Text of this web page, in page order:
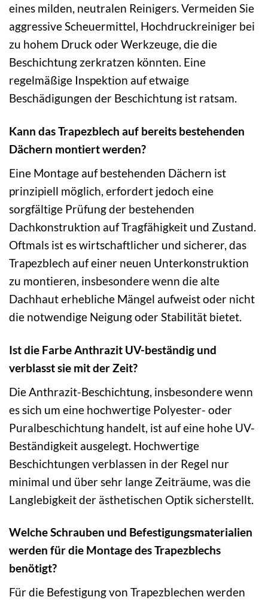
eines milden, neutralen Reinigers. Vermeiden Sie
aggressive Scheuermittel, Hochdruckreiniger bei
zu hohem Druck oder Werkzeuge, die die
Beschichtung zerkratzen könnten. Eine
regelmäßige Inspektion auf etwaige
Beschädigungen der Beschichtung ist ratsam.
Kann das Trapezblech auf bereits bestehenden
Dächern montiert werden?
Eine Montage auf bestehenden Dächern ist
prinzipiell möglich, erfordert jedoch eine
sorgfältige Prüfung der bestehenden
Dachkonstruktion auf Tragfähigkeit und Zustand.
Oftmals ist es wirtschaftlicher und sicherer, das
Trapezblech auf einer neuen Unterkonstruktion
zu montieren, insbesondere wenn die alte
Dachhaut erhebliche Mängel aufweist oder nicht
die notwendige Neigung oder Stabilität bietet.
Ist die Farbe Anthrazit UV-beständig und
verblasst sie mit der Zeit?
Die Anthrazit-Beschichtung, insbesondere wenn
es sich um eine hochwertige Polyester- oder
Puralbeschichtung handelt, ist auf eine hohe UV-
Beständigkeit ausgelegt. Hochwertige
Beschichtungen verblassen in der Regel nur
minimal und über sehr lange Zeiträume, was die
Langlebigkeit der ästhetischen Optik sicherstellt.
Welche Schrauben und Befestigungsmaterialien
werden für die Montage des Trapezblechs
benötigt?
Für die Befestigung von Trapezblechen werden